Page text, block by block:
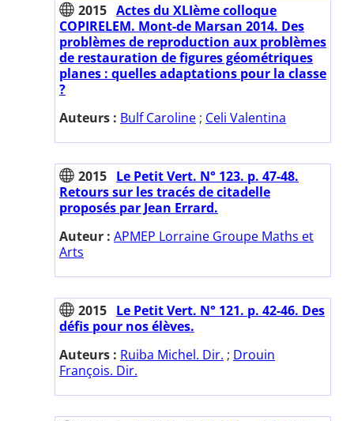
2015 Actes du XLIème colloque
COPIRELEM. Mont-de Marsan 2014. Des
problèmes de reproduction aux problèmes
de restauration de figures géométriques
planes : quelles adaptations pour la classe
?
Auteurs : Bulf Caroline ; Celi Valentina
2015 Le Petit Vert. N° 123. p. 47-48.
Retours sur les tracés de citadelle
proposés par Jean Errard.
Auteur : APMEP Lorraine Groupe Maths et
Arts
2015 Le Petit Vert. N° 121. p. 42-46. Des
défis pour nos élèves.
Auteurs : Ruiba Michel. Dir. ; Drouin
François. Dir.